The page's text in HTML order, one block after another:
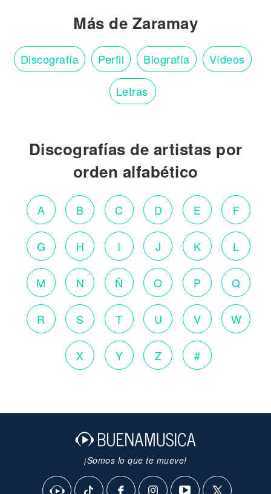
Más de Zaramay
Discografía Perfil Biografía Vídeos
Letras
Discografías de artistas por
orden alfabético
A B C D E F
G H I J K L
M N Ñ O P Q
R S T U V W
X Y Z #
¡Somos lo que te mueve!